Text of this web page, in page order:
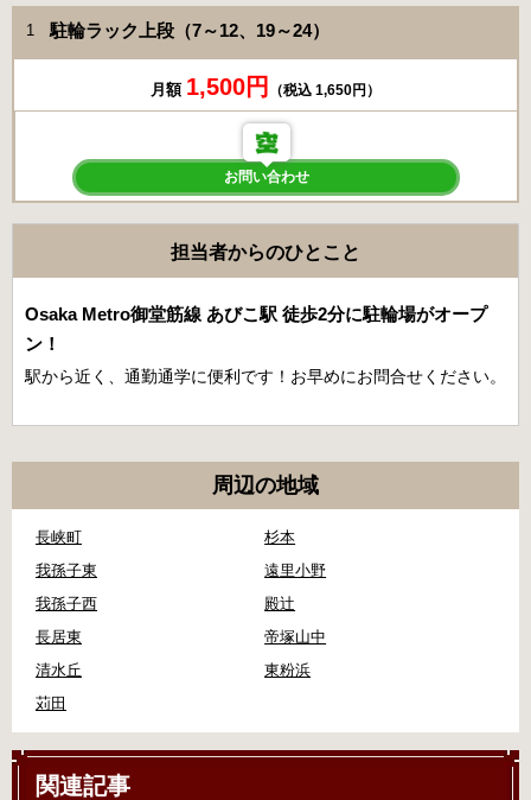
1 駐輪ラック上段（7～12、19～24）
月額 1,500円 （税込 1,650円）
お問い合わせ
担当者からのひとこと
Osaka Metro御堂筋線 あびこ駅 徒歩2分に駐輪場がオープ
ン！
駅から近く、通勤通学に便利です！お早めにお問合せください。
周辺の地域
長峡町
杉本
我孫子東
遠里小野
我孫子西
殿辻
長居東
帝塚山中
清水丘
東粉浜
苅田
関連記事